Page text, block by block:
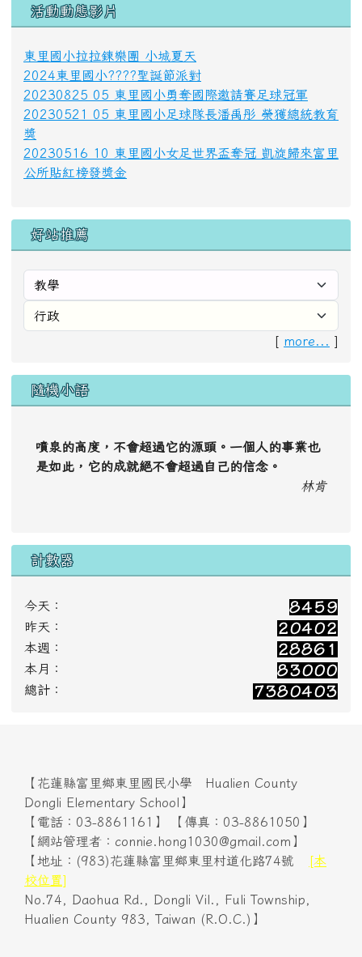
活動動態影片
東里國小拉拉鍊樂團 小城夏天
2024東里國小????聖誕節派對
20230825 05 東里國小勇奪國際邀請賽足球冠軍
20230521 05 東里國小足球隊長潘禹彤 榮獲總統教育
獎
20230516 10 東里國小女足世界盃奪冠 凱旋歸來富里
公所貼紅榜發獎金
好站推薦
[ more... ]
隨機小語
噴泉的高度，不會超過它的源頭。一個人的事業也
是如此，它的成就絕不會超過自己的信念。
林肯
計數器
今天：
昨天：
本週：
本月：
總計：
【花蓮縣富里鄉東里國民小學 Hualien County
Dongli Elementary School】
【電話：03-8861161】 【傳真：03-8861050】
【網站管理者：connie.hong1030@gmail.com】
【地址：(983)花蓮縣富里鄉東里村道化路74號
[本
校位置]
No.74, Daohua Rd., Dongli Vil., Fuli Township,
Hualien County 983, Taiwan (R.O.C.)】